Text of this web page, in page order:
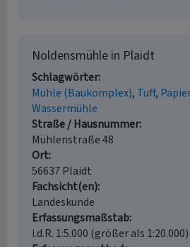
Noldensmühle in Plaidt
Schlagwörter
Mühle (Baukomplex) Tuff
Wassermühle
Straße / Hausnummer
Mühlenstraße 48
Ort
56637 Plaidt
Fachsicht(en)
Landeskunde
Erfassungsmaßstab
i.d.R. 1:5.000 (größer als 1:20.000)